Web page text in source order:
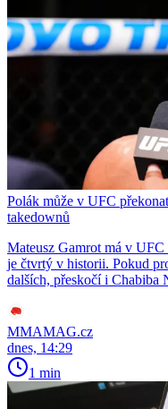
Polák může v UFC
takedownů
Mateusz Gamrot má v
je čtvrtý v historii. Pokud
dalších, přeskočí i Chabiba
MMAMAG.cz
dnes, 14:29
1 min